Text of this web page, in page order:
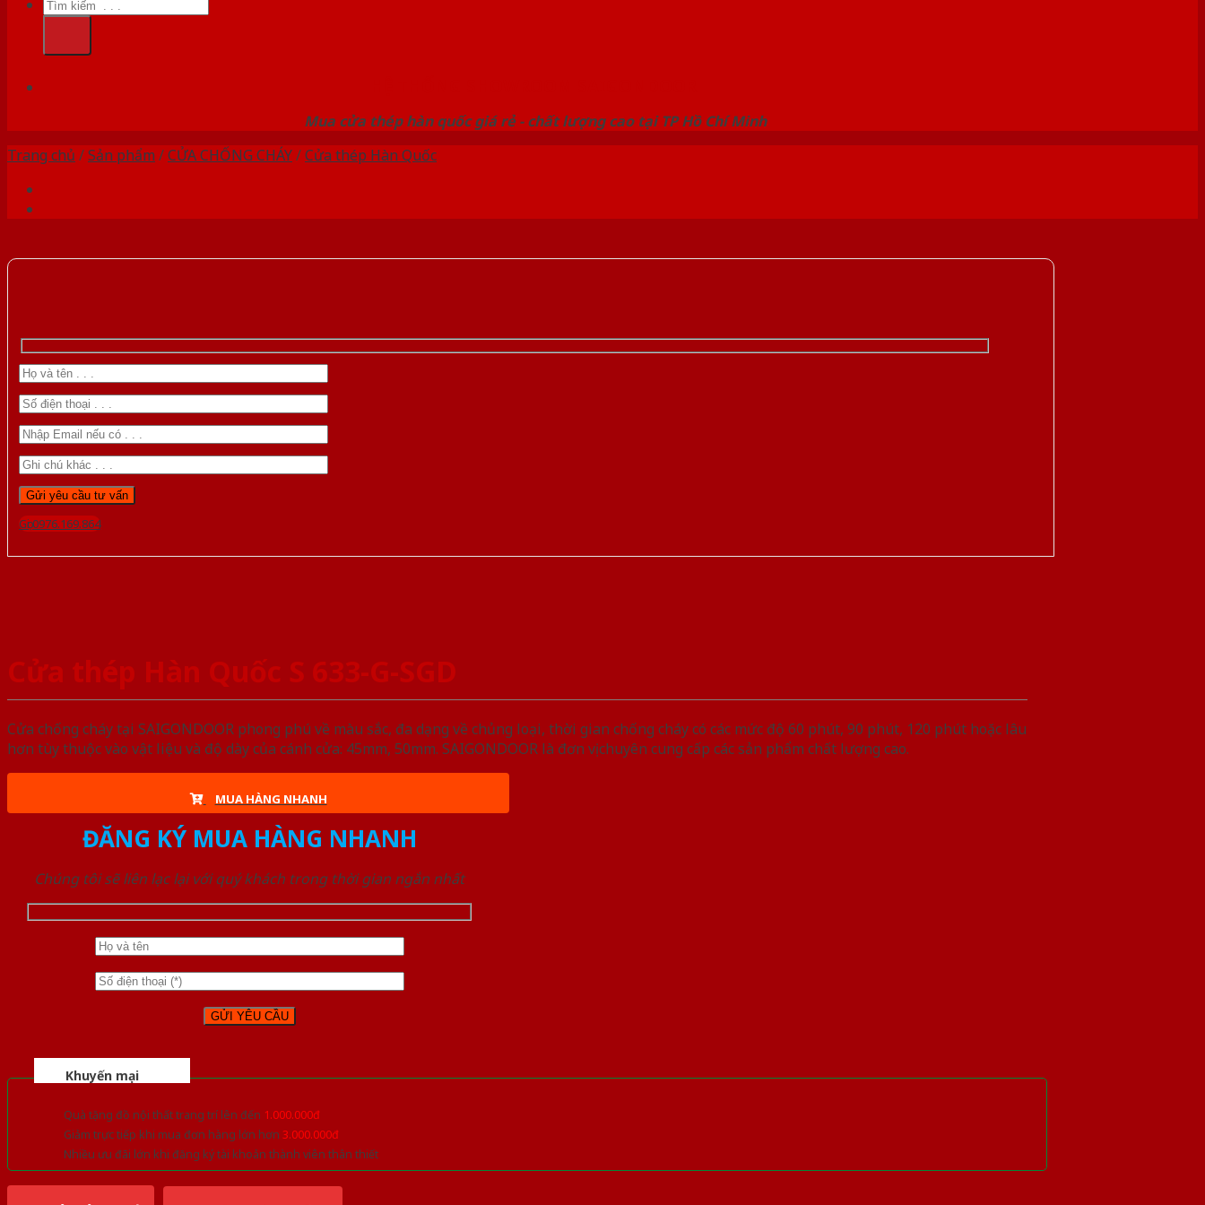
kiếm:
Mua cửa thép hàn quốc giá rẻ - chất lượng cao tại TP Hồ Chí Minh
Trang chủ /Sản phẩm /CỬA CHỐNG CHÁY/Cửa thép Hàn Quốc
Gọi 0976.169.864
Cửa thép Hàn Quốc S 633-G-SGD
Cửa chống cháy tại SAIGONDOOR phong phú về màu sắc, đa dạng về chủng loại, thời gian chống cháy có các mức độ 60 phút, 90 phút, 120 phút hoặc lâu
hơn tùy thuộc vào vật liệu và độ dày của cánh cửa: 45mm, 50mm. SAIGONDOOR là đơn vị chuyên cung cấp các sản phẩm chất lượng cao.
MUA HÀNG NHANH
ĐĂNG KÝ MUA HÀNG NHANH
Chúng tôi sẽ liên lạc lại với quý khách trong thời gian ngắn nhất
Khuyến mại
Quà tặng đồ nội thất trang trí lên đến 1.000.000đ
Giảm trực tiếp khi mua đơn hàng lớn hơn 3.000.000đ
Nhiều ưu đãi lớn khi đăng ký tài khoản thành viên thân thiết